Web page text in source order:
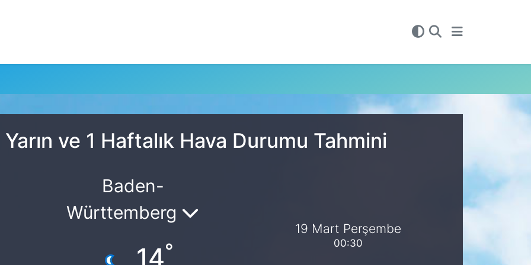
ve 1 Haftalık Hava Durumu Tahmini
Baden-
Württemberg
14°
19 Mart Perşembe
00:30